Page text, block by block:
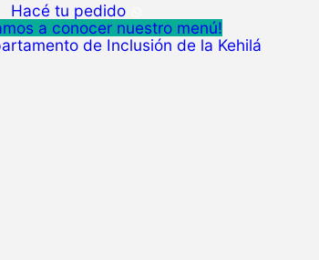
Hacé tu pedido
a conocer nuestro menú!
de Inclusión de la Kehilá